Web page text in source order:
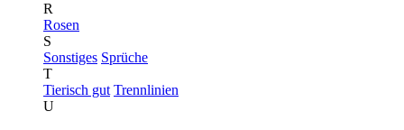
R
Rosen
S
Sonstiges Sprüche
T
Tierisch gut Trennlinien
U